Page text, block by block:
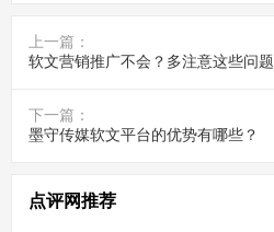
上一篇：
软文营销推广不会？多注意这些问题
下一篇：
墨守传媒软文平台的优势有哪些？
点评网推荐